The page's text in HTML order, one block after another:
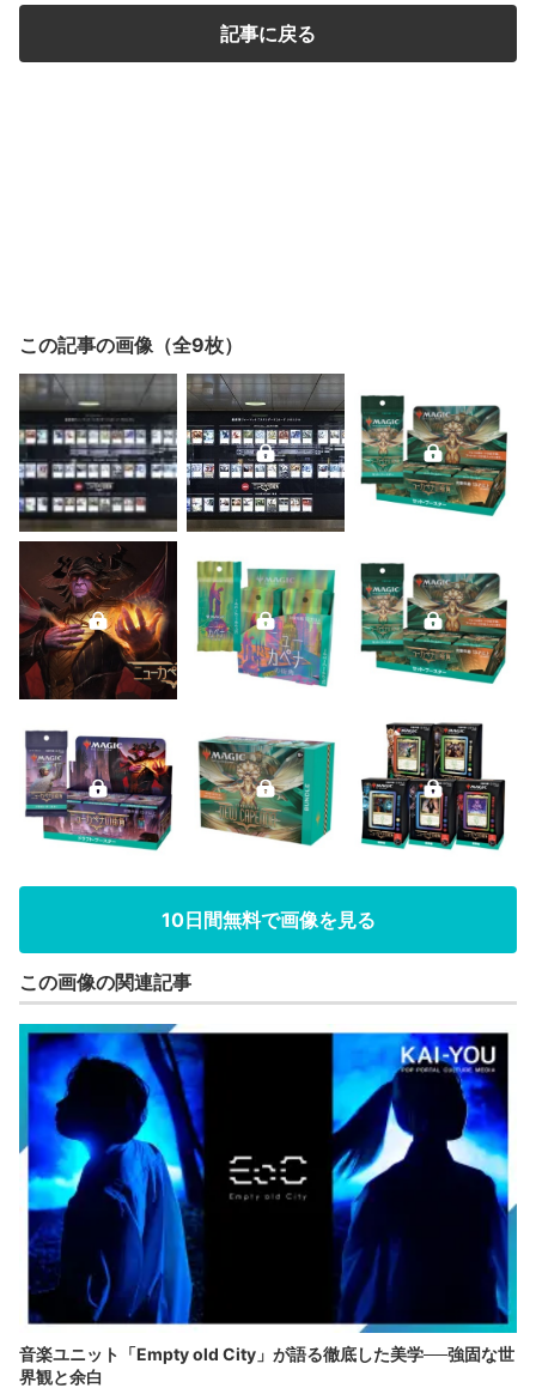
記事に戻る
この記事の画像（全9枚）
10日間無料で画像を見る
この画像の関連記事
音楽ユニット「Empty old City」が語る徹底した美学──強固な世
界観と余白